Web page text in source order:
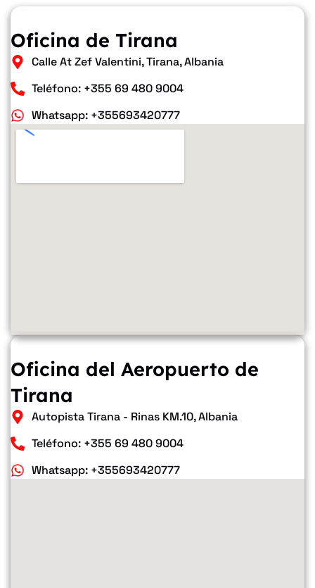
Oficina de Tirana
Calle At Zef Valentini, Tirana, Albania
Teléfono: +355 69 480 9004
Whatsapp: +355693420777
Oficina del Aeropuerto de
Tirana
Autopista Tirana - Rinas KM.10, Albania
Teléfono: +355 69 480 9004
Whatsapp: +355693420777